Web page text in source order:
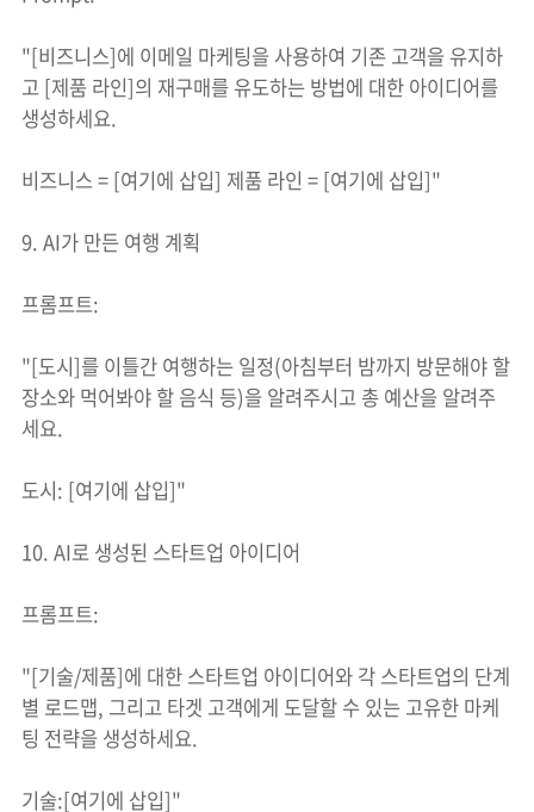
"[비즈니스]에 이메일 마케팅을 사용하여 기존 고객을 유지하
고 [제품 라인]의 재구매를 유도하는 방법에 대한 아이디어를
생성하세요.
비즈니스 = [여기에 삽입] 제품 라인 = [여기에 삽입]"
9. AI가 만든 여행 계획
프롬프트:
"[도시]를 이틀간 여행하는 일정(아침부터 밤까지 방문해야 할
장소와 먹어봐야 할 음식 등)을 알려주시고 총 예산을 알려주
세요.
도시: [여기에 삽입]"
10. AI로 생성된 스타트업 아이디어
프롬프트:
"[기술/제품]에 대한 스타트업 아이디어와 각 스타트업의 단계
별 로드맵, 그리고 타겟 고객에게 도달할 수 있는 고유한 마케
팅 전략을 생성하세요.
기술:[여기에 삽입]"